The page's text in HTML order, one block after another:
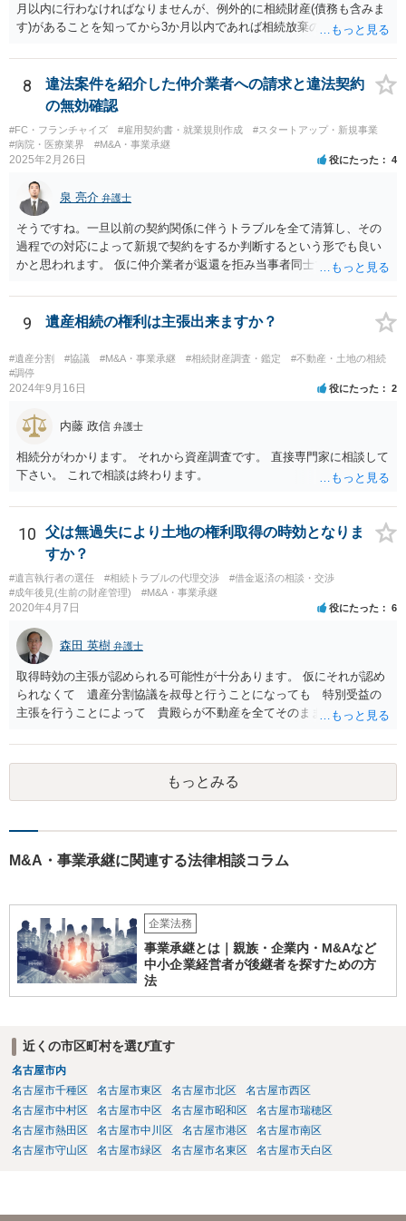
月以内に行わなければなりませんが、例外的に相続財産(債務も含みま
す)があることを知ってから3か月以内であれば相続放棄の申述が認め
したら、早急に家裁に行って相続放棄の申述をしたい旨告げて必要な
書類を提出されることをおすすめいたします。 なお、お父様の債務が
他にもあるかもしれないというリスクを考えますと、相続放棄の申述
にあたっては、法テラスの無料相談等を利用して弁護士に相談するこ
とも十分考えられるかと存じます。また、ご記載いただいた事実関係
を拝見するかぎり、再婚相手のかたは既に相続放棄をされている可能
8
違法案件を紹介した仲介業者への請求と違法契約
の無効確認
#FC・フランチャイズ #雇用契約書・就業規則作成
#スタートアップ・新規事業
#病院・医療業界
#M&A・事業承継
2025年2月26日 役にたった 4
泉 亮介 弁護士
そうですね。一旦以前の契約関係に伴うトラブルを全て清算し、その
過程での対応によって新規で契約をするか判断するという形でも良い
かと思われます。 仮に仲介業者が返還を拒み当事者同士での解決が困
9 遺産相続の権利は主張出来ますか？
#遺産分割 #協議 #M&A・事業承継 #相続財産調査・鑑定
#不動産・土地の相続
#調停
2024年9月16日 役にたった 2
内藤 政信 弁護士
相続分がわかります。 それから資産調査です。 直接専門家に相談して
下さい。 これで相談は終わります。
10
父は無過失により土地の権利取得の時効となりま
すか？
#遺言執行者の選任 #相続トラブルの代理交渉
#借金返済の相談・交渉
#成年後見(生前の財産管理)
#M&A・事業承継
2020年4月7日 役にたった 6
森田 英樹 弁護士
取得時効の主張が認められる可能性が十分あります。 仮にそれが認め
られなくて 遺産分割協議を叔母と行うことになっても 特別受益の
主張を行うことによって 貴殿らが不動産を全てそのまま取得できる
もっとみる
M&A・事業承継に関連する法律相談コラム
企業法務
事業承継とは｜親族・企業内・M&Aなど
中小企業経営者が後継者を探すための方
法
近くの市区町村を選び直す
名古屋市内
名古屋市千種区
名古屋市東区 名古屋市北区
名古屋市西区
名古屋市中村区
名古屋市中区 名古屋市昭和区
名古屋市瑞穂区
名古屋市熱田区
名古屋市中川区 名古屋市港区
名古屋市南区
名古屋市守山区
名古屋市緑区 名古屋市名東区 名古屋市天白区